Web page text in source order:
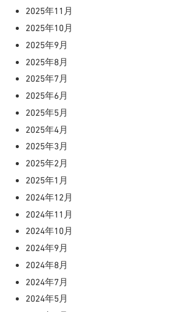
2025年11月
2025年10月
2025年9月
2025年8月
2025年7月
2025年6月
2025年5月
2025年4月
2025年3月
2025年2月
2025年1月
2024年12月
2024年11月
2024年10月
2024年9月
2024年8月
2024年7月
2024年5月